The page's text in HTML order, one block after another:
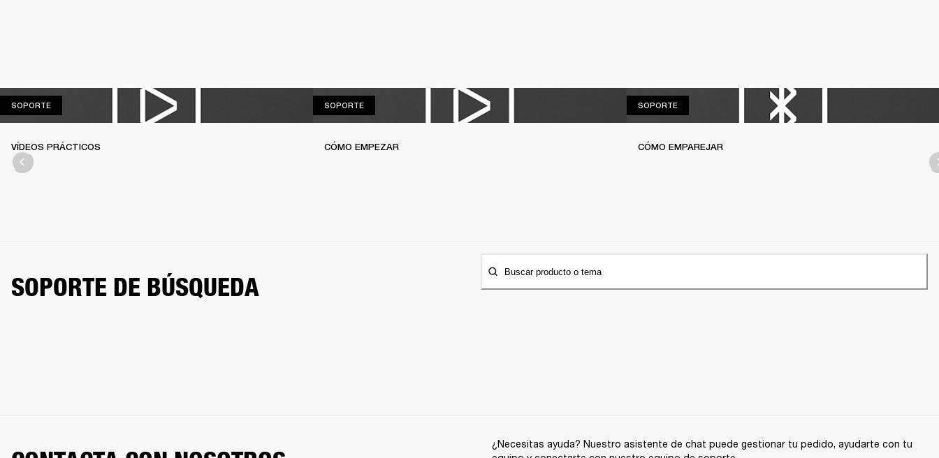
SOPORTESOPORTE
VÍDEOS PRÁCTICOS
SOPORTESOPORTE
CÓMO EMPEZAR
SOPORTESOPORTE
CÓMO EMPAREJAR
SOPORTE DE BÚSQUEDA Buscar producto o tema
¿Necesitas ayuda? Nuestro asistente de chat puede gestionar tu pedido, ayudarte con tu